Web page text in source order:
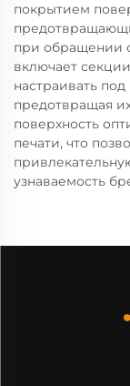
покрытием
при обращении
включает
настраивать
предотвращая
поверхность
печати, что
узнаваемость